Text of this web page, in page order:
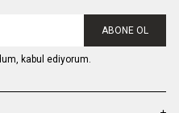
ABONE OL
kabul ediyorum.